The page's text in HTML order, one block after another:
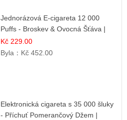
Jednorázová E-cigareta 12 000
Puffs - Broskev & Ovocná Šťáva |
Osvěžující ovocná směs
Kč 229.00
Byla： Kč 452.00
Elektronická cigareta s 35 000 šluky
- Příchuť Pomerančový Džem |